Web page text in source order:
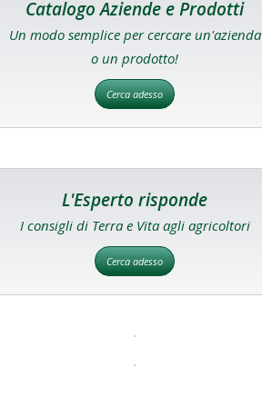
Catalogo Aziende e Prodotti
Un modo semplice per cercare un'azienda
o un prodotto!
Cerca adesso
L'Esperto risponde
I consigli di Terra e Vita agli agricoltori
Cerca adesso